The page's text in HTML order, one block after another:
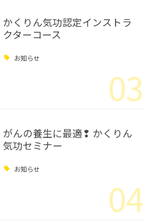
かくりん気功認定インストラ
クターコース
お知らせ
03
がんの養生に最適❢ かくりん
気功セミナー
お知らせ
04